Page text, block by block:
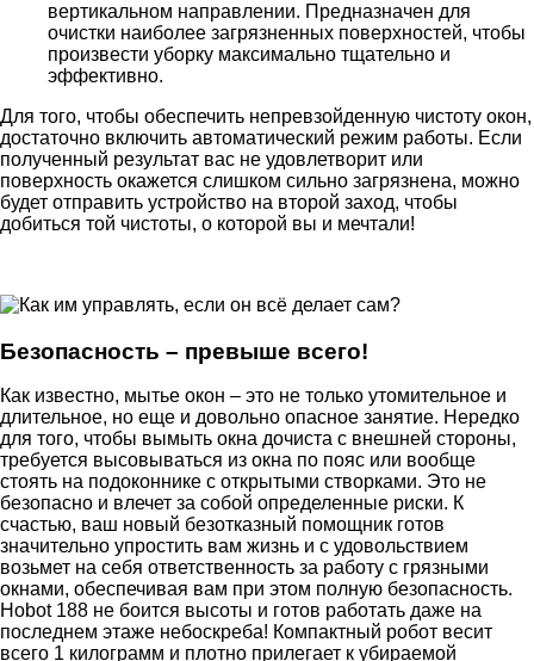
вертикальном направлении. Предназначен для
очистки наиболее загрязненных поверхностей, чтобы
произвести уборку максимально тщательно и
эффективно.
Для того, чтобы обеспечить непревзойденную чистоту окон,
достаточно включить автоматический режим работы. Если
полученный результат вас не удовлетворит или
поверхность окажется слишком сильно загрязнена, можно
будет отправить устройство на второй заход, чтобы
добиться той чистоты, о которой вы и мечтали!
Безопасность – превыше всего!
Как известно, мытье окон – это не только утомительное и
длительное, но еще и довольно опасное занятие. Нередко
для того, чтобы вымыть окна дочиста с внешней стороны,
требуется высовываться из окна по пояс или вообще
стоять на подоконнике с открытыми створками. Это не
безопасно и влечет за собой определенные риски. К
счастью, ваш новый безотказный помощник готов
значительно упростить вам жизнь и с удовольствием
возьмет на себя ответственность за работу с грязными
окнами, обеспечивая вам при этом полную безопасность.
Hobot 188 не боится высоты и готов работать даже на
последнем этаже небоскреба! Компактный робот весит
всего 1 килограмм и плотно прилегает к убираемой